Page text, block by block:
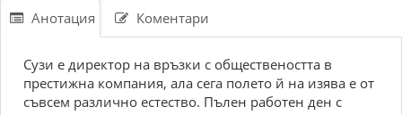
Анотация Коментари
Сузи е директор на връзки с обществеността в
престижна компания, ала сега полето й на изява е от
съвсем различно естество. Пълен работен ден с